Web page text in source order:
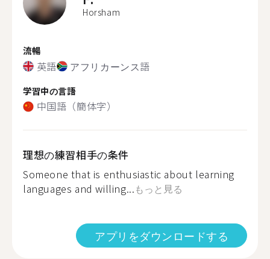
Horsham
流暢
英語 アフリカーンス語
学習中の言語
中国語（簡体字）
理想の練習相手の条件
Someone that is enthusiastic about learning
languages and willing...もっと見る
アプリをダウンロードする